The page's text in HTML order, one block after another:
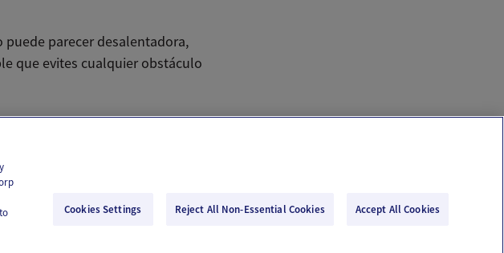
puede parecer desalentadora,
que evites cualquier obstáculo
Cookies Settings Reject All Non-Essential Cookies Accept All Cookies